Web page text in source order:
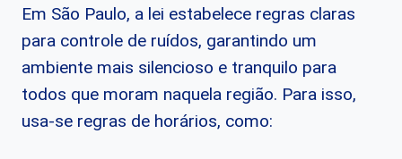
Em São Paulo, a lei estabelece regras claras
para controle de ruídos, garantindo um
ambiente mais silencioso e tranquilo para
todos que moram naquela região. Para isso,
usa-se regras de horários, como: